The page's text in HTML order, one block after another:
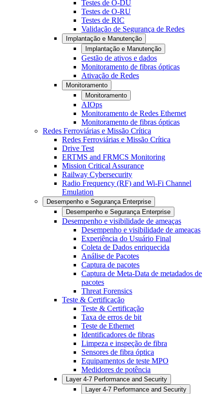
Testes de O-DU
Testes de O-RU
Testes de RIC
Validação de Segurança de Redes
Implantação e Manutenção
Implantação e Manutenção
Gestão de ativos e dados
Monitoramento de fibras ópticas
Ativação de Redes
Monitoramento
Monitoramento
AIOps
Monitoramento de Redes Ethernet
Monitoramento de fibras ópticas
Redes Ferroviárias e Missão Crítica
Redes Ferroviárias e Missão Crítica
Drive Test
ERTMS and FRMCS Monitoring
Mission Critical Assurance
Railway Cybersecurity
Radio Frequency (RF) and Wi-Fi Channel
Emulation
Desempenho e Segurança Enterprise
Desempenho e Segurança Enterprise
Desempenho e visibilidade de ameaças
Desempenho e visibilidade de ameaças
Experiência do Usuário Final
Coleta de Dados enriquecida
Análise de Pacotes
Captura de pacotes
Captura de Meta-Data de metadados de
pacotes
Threat Forensics
Teste & Certificação
Teste & Certificação
Taxa de erros de bit
Teste de Ethernet
Identificadores de fibras
Limpeza e inspeção de fibra
Sensores de fibra óptica
Equipamentos de teste MPO
Medidores de potência
Layer 4-7 Performance and Security
Layer 4-7 Performance and Security